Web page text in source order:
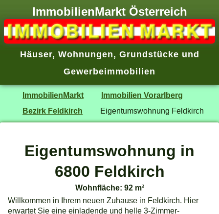
ImmobilienMarkt Österreich
Häuser, Wohnungen, Grundstücke und
Gewerbeimmobilien
ImmobilienMarkt
Immobilien Vorarlberg
Bezirk Feldkirch
Eigentumswohnung Feldkirch
Eigentumswohnung in
6800 Feldkirch
Wohnfläche: 92 m²
Willkommen in Ihrem neuen Zuhause in Feldkirch. Hier
erwartet Sie eine einladende und helle 3-Zimmer-